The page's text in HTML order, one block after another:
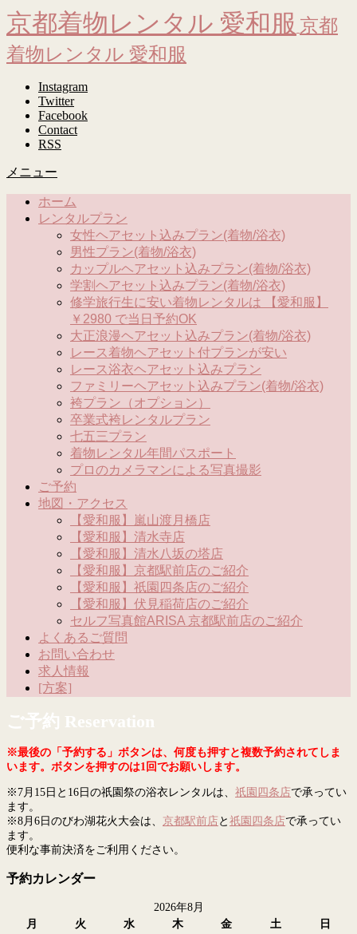
京都着物レンタル 愛和服 京都
着物レンタル 愛和服
Instagram
Twitter
Facebook
Contact
RSS
メニュー
ホーム
レンタルプラン
女性ヘアセット込みプラン(着物/浴衣)
男性プラン(着物/浴衣)
カップルヘアセット込みプラン(着物/浴衣)
学割ヘアセット込みプラン(着物/浴衣)
修学旅行生に安い着物レンタルは 【愛和服】
￥2980 で当日予約OK
大正浪漫ヘアセット込みプラン(着物/浴衣)
レース着物ヘアセット付プランが安い
レース浴衣ヘアセット込みプラン
ファミリーヘアセット込みプラン(着物/浴衣)
袴プラン（オプション）
卒業式袴レンタルプラン
七五三プラン
着物レンタル年間パスポート
プロのカメラマンによる写真撮影
ご予約
地図・アクセス
【愛和服】嵐山渡月橋店
【愛和服】清水寺店
【愛和服】清水八坂の塔店
【愛和服】京都駅前店のご紹介
【愛和服】祇園四条店のご紹介
【愛和服】伏見稲荷店のご紹介
セルフ写真館ARISA 京都駅前店のご紹介
よくあるご質問
お問い合わせ
求人情報
[方案]
ご予約 Reservation
※最後の「予約する」ボタンは、何度も押すと複数予約されてしま
います。ボタンを押すのは1回でお願いします。
※7月15日と16日の祇園祭の浴衣レンタルは、 祇園四条店で承ってい
ます。
※8月6日のびわ湖花火大会は、 京都駅前店 と 祇園四条店で承ってい
ます。
便利な事前決済をご利用ください。
予約カレンダー
2026年8月
月
火 水 木 金 土
日